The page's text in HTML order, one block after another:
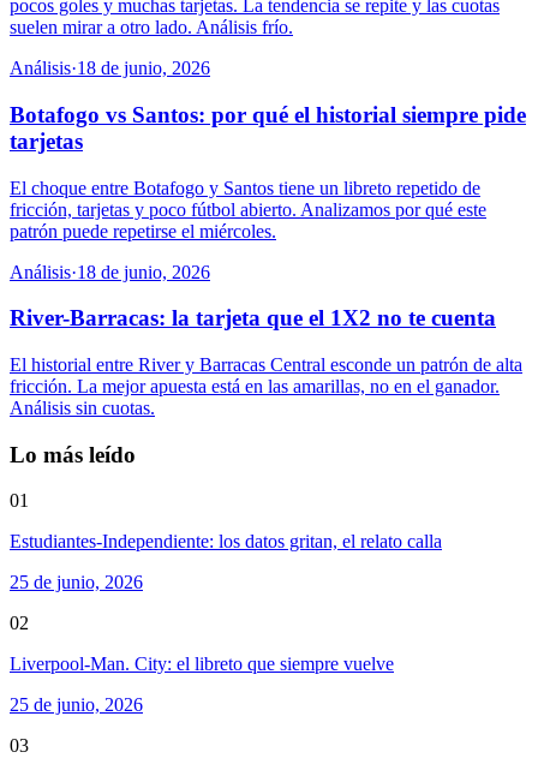
pocos goles y muchas tarjetas. La tendencia se repite y las cuotas
suelen mirar a otro lado. Análisis frío.
Análisis·18 de junio, 2026
Botafogo vs Santos: por qué el historial siempre pide
tarjetas
El choque entre Botafogo y Santos tiene un libreto repetido de
fricción, tarjetas y poco fútbol abierto. Analizamos por qué este
patrón puede repetirse el miércoles.
Análisis·18 de junio, 2026
River-Barracas: la tarjeta que el 1X2 no te cuenta
El historial entre River y Barracas Central esconde un patrón de alta
fricción. La mejor apuesta está en las amarillas, no en el ganador.
Análisis sin cuotas.
Lo más leído
01
Estudiantes-Independiente: los datos gritan, el relato calla
25 de junio, 2026
02
Liverpool-Man. City: el libreto que siempre vuelve
25 de junio, 2026
03